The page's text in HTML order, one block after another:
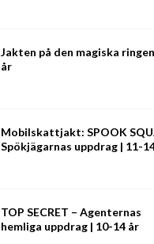
Jakten på den magiska
år
Mobilskattjakt: SPOOK
Spökjägarnas uppdrag | 11-
TOP SECRET – Agenternas
hemliga uppdrag | 10-14 år